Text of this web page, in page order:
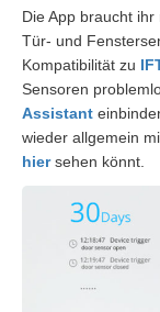
Die App braucht
Tür- und
Kompatibilität zu
Sensoren
Assistant
wieder allgemein
hiersehen könnt.